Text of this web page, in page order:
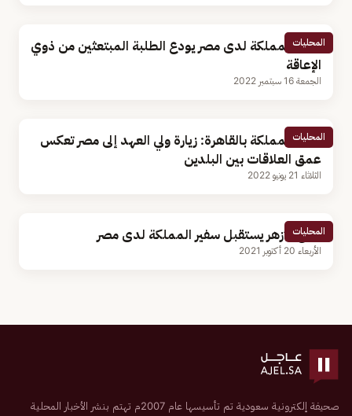
المحليات
سفير المملكة لدى مصر يودع الطلبة المبتعثين من ذوي
الإعاقة
الجمعة 16 سبتمبر 2022
المحليات
سفير المملكة بالقاهرة: زيارة ولي العهد إلى مصر تعكس
عمق العلاقات بين البلدين
الثلاثاء 21 يونيو 2022
المحليات
شيخ الأزهر يستقبل سفير المملكة لدى مصر
الأربعاء 20 أكتوبر 2021
صحيفة إلكترونية سعودية تم تأسيسها عام 2007م تهتم بنشر الأخبار المحلية